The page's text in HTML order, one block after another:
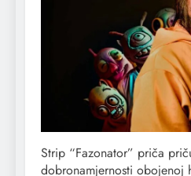
Strip “Fazonator” priča
dobronamjernosti obojenoj